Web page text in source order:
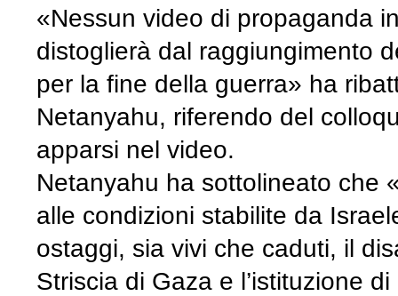
«Nessun video di propaganda
distoglierà dal raggiungimento
per la fine della guerra» ha
Netanyahu, riferendo del
apparsi nel video.
Netanyahu ha sottolineato che
alle condizioni stabilite da
ostaggi, sia vivi che caduti, il
Striscia di Gaza e l’istituzione